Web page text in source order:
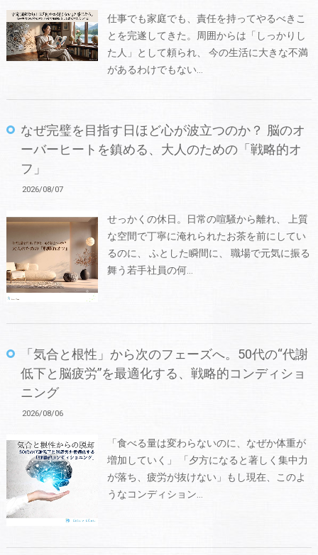
仕事でも家庭でも、責任を持ってやるべきこ
とを完遂してきた。周囲からは「しっかりし
た人」として頼られ、 今の生活に大きな不満
があるわけでもない…
なぜ完璧を目指す日ほど心が波立つのか？ 脳のオ
ーバーヒートを鎮める、大人のための「戦略的オ
フ」
2026/08/07
せっかくの休日。日常の喧騒から離れ、 上質
な空間で丁寧に淹れられたお茶を前にしてい
るのに、 ふとした瞬間に、 職場で元気に振る
舞う若手社員の何…
「気合と根性」から次のフェーズへ。50代の“代謝
低下と脳疲労”を最適化する、戦略的コンディショ
ニング
2026/08/06
「食べる量は変わらないのに、なぜか体重が
増加していく」 「夕方になると著しく集中力
が落ち、疲労が抜けない」もし現在、このよ
うなコンディション…